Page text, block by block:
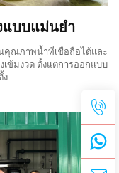
บบแม่นยำ
คุณภาพน้ำที่เชื่อถือได้และ
ข้มงวด ตั้งแต่การออกแบบ
ง